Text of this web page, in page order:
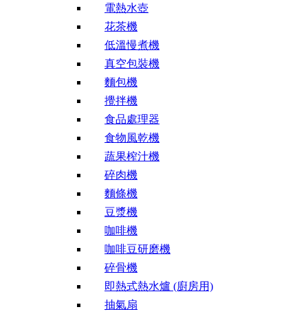
電熱水壺
花茶機
低溫慢煮機
真空包裝機
麵包機
攪拌機
食品處理器
食物風乾機
蔬果榨汁機
碎肉機
麵條機
豆漿機
咖啡機
咖啡豆研磨機
碎骨機
即熱式熱水爐 (廚房用)
抽氣扇